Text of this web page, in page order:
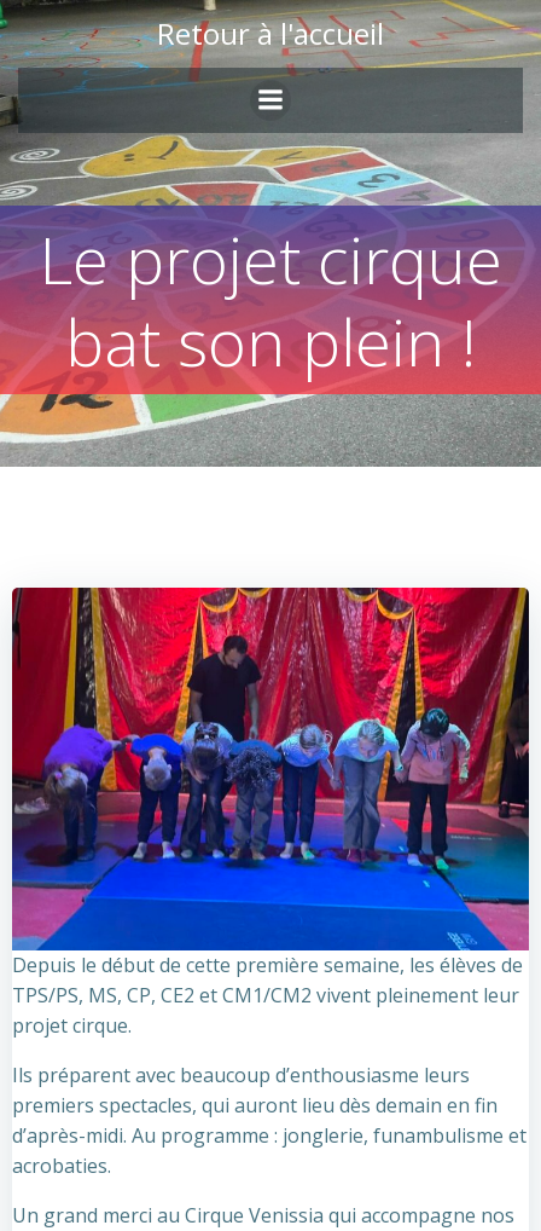
Skip
to
content
Retour à l'accueil
Le projet cirque
bat son plein !
Depuis le début de cette première semaine, les élèves de
TPS/PS, MS, CP, CE2 et CM1/CM2 vivent pleinement leur
projet cirque.
Ils préparent avec beaucoup d’enthousiasme leurs
premiers spectacles, qui auront lieu dès demain en fin
d’après-midi. Au programme : jonglerie, funambulisme et
acrobaties.
Un grand merci au Cirque Venissia qui accompagne nos